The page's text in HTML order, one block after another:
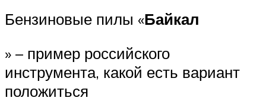
Бензиновые пилы «Байкал
» – пример российского
инструмента, какой есть вариант
положиться